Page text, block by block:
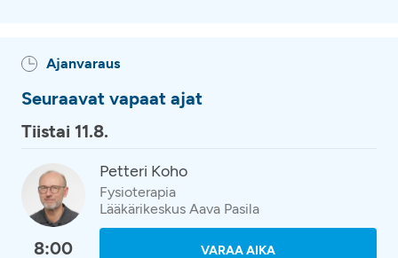
Ajanvaraus
Seuraavat vapaat ajat
Tiistai 11.8.
8:00
Petteri Koho
Fysioterapia
Lääkärikeskus Aava Pasila
VARAA AIKA